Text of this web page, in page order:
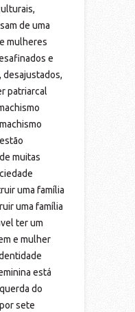
de uma
mulheres
e
desajustados,
patriarcal
muitas
uma família
uma família
ter um
e mulher
está
do
sete